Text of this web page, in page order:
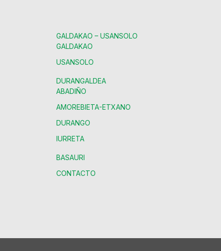
GALDAKAO – USANSOLO
GALDAKAO
USANSOLO
DURANGALDEA
ABADIÑO
AMOREBIETA-ETXANO
DURANGO
IURRETA
BASAURI
CONTACTO